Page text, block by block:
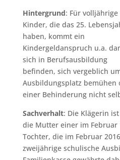
Hintergrund: Für volljährige
Kinder, die das 25.
haben, kommt ein
Kindergeldanspruch u.a.
sich in Berufsausbildung
befinden, sich vergeblich
Ausbildungsplatz bemühen
einer Behinderung nicht
Sachverhalt: Die Klägerin ist
die Mutter einer im Februar
Tochter, die im Februar
zweijährige schulische